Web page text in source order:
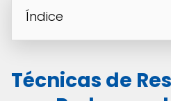
Índice
Técnicas de